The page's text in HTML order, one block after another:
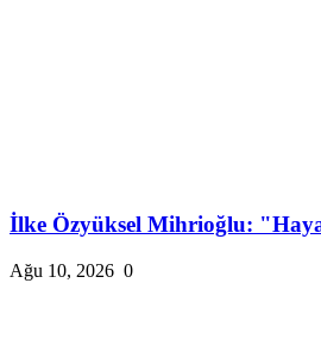
İlke Özyüksel Mihrioğlu:
Ağu 10, 2026 0